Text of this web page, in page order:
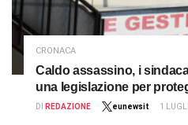
CRONACA
Caldo assassino, i
una legislazione per
DI REDAZIONE eunewsit 1